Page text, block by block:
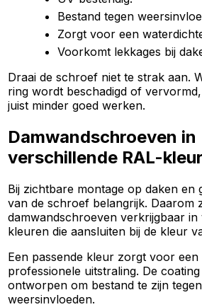
Bestand tegen
Zorgt voor een
Voorkomt lekkages bij
Draai de schroef niet te strak aan.
ring wordt beschadigd of
juist minder goed werken.
Damwandschroeven in
verschillende RAL-
Bij zichtbare montage op daken en
van de schroef belangrijk. Daarom
damwandschroeven verkrijgbaar in
kleuren die aansluiten bij de kleur
Een passende kleur zorgt voor
professionele uitstraling. De
ontworpen om bestand te zijn
weersinvloeden.